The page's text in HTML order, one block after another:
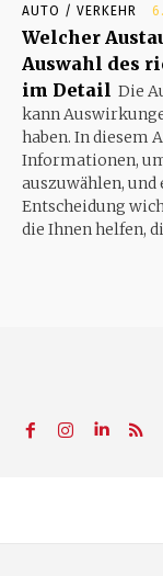
AUTO / VERKEHR
Welcher
Auswahl des
im Detail Die
kann
haben. In diesem
Informationen,
auszuwählen,
Entscheidung
die Ihnen helfen,